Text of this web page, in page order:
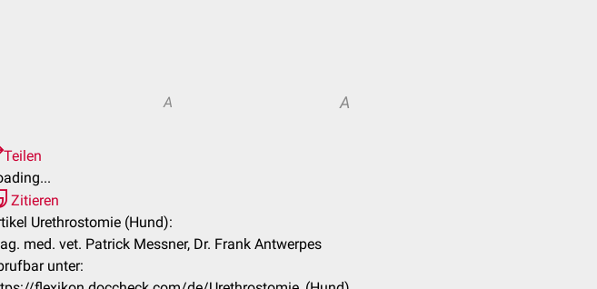
A A
Teilen
Zitieren
Urethrostomie (Hund):
med. vet. Patrick Messner, Dr. Frank Antwerpes
unter: